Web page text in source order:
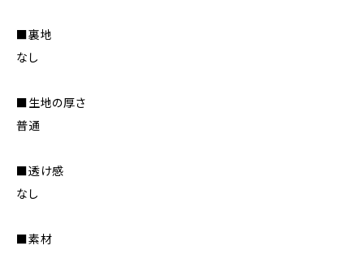
■裏地
なし
■生地の厚さ
普通
■透け感
なし
■素材